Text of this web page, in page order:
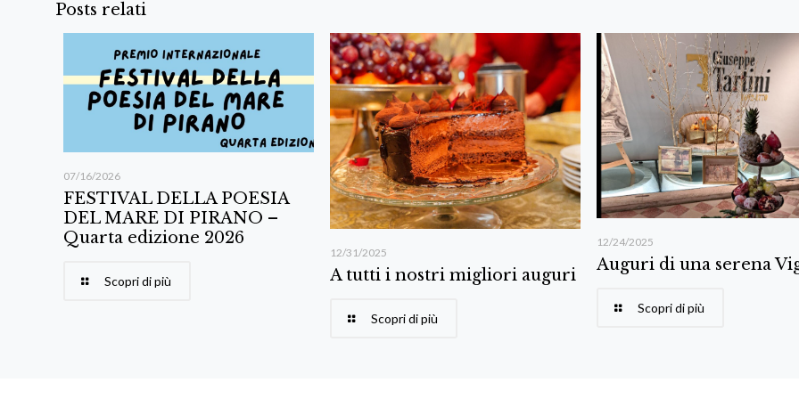
Posts relati
07/16/2026
FESTIVAL DELLA POESIA
DEL MARE DI PIRANO –
Quarta edizione 2026
Scopri di più
12/31/2025
A tutti i nostri migliori auguri
Scopri di più
12/24/2025
Auguri di una serena
Scopri di più